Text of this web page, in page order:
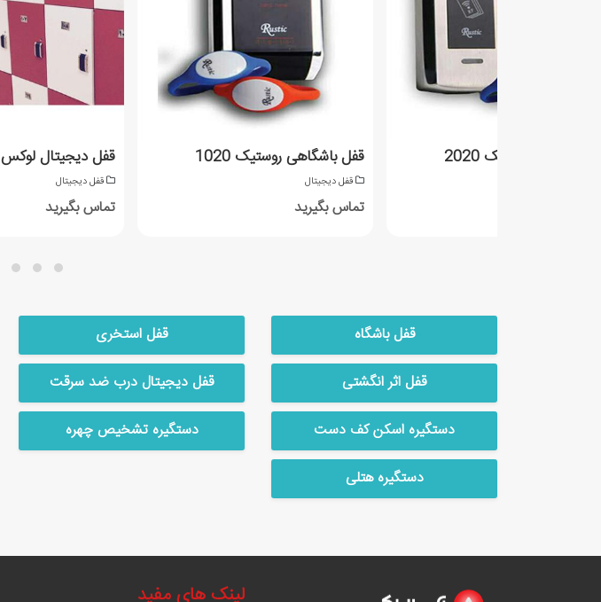
قفل دیجیتال لوکس
قفل دیجیتال
تماس بگیرید
قفل باشگاهی روستیک 1020
قفل دیجیتال
تماس بگیرید
باشگاهی روستیک 2020
قفل باشگاه قفل استخری
قفل اثر انگشتی
قفل دیجیتال درب ضد سرقت
دستگیره اسکن کف دست
دستگیره تشخیص چهره
دستگیره هتلی
لینک های مفید